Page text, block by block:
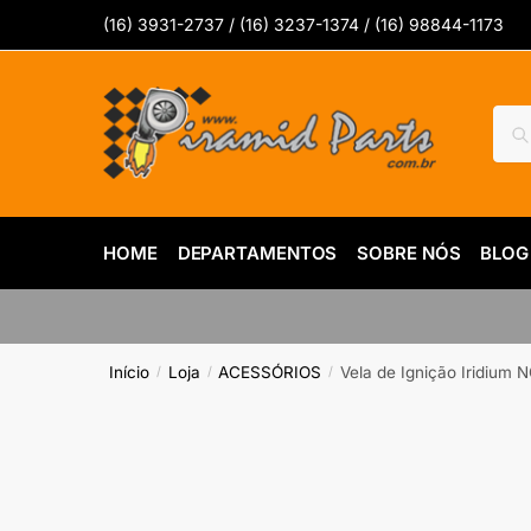
(16) 3931-2737 / (16) 3237-1374 / (16) 98844-1173
por:
HOME DEPARTAMENTOS SOBRE NÓS BLOG
Início / Loja / ACESSÓRIOS / Vela de Ignição Iridium